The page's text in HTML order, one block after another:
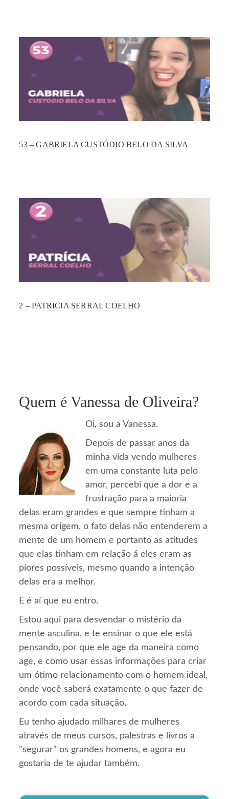
53 – GABRIELA CUSTÓDIO BELO DA SILVA
2 – PATRICIA SERRAL COELHO
Quem é Vanessa de Oliveira?
Oi, sou a Vanessa.
Depois de passar anos da
minha vida vendo mulheres
em uma constante luta pelo
amor, percebi que a dor e a
frustração para a maioria
delas eram grandes e que sempre tinham a
mesma origem, o fato delas não entenderem a
mente de um homem e portanto as atitudes
que elas tinham em relação á eles eram as
piores possíveis, mesmo quando a intenção
delas era a melhor.
E é aí que eu entro.
Estou aqui para desvendar o mistério da
mente asculina, e te ensinar o que ele está
pensando, por que ele age da maneira como
age, e como usar essas informações para criar
um ótimo relacionamento com o homem ideal,
onde você saberá exatamente o que fazer de
acordo com cada situação.
Eu tenho ajudado milhares de mulheres
através de meus cursos, palestras e livros a
"segurar" os grandes homens, e agora eu
gostaria de te ajudar também.